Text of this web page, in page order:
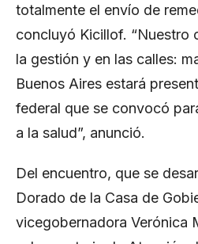
totalmente el envío de
concluyó Kicillof. “Nuestro
la gestión y en las calles:
Buenos Aires estará
federal que se convocó
a la salud”, anunció.
Del encuentro, que se
Dorado de la Casa de
vicegobernadora Verónica